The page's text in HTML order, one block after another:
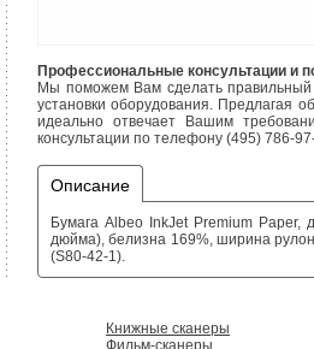
Профессиональные консультации и
Мы поможем Вам сделать правильный
установки оборудования. Предлагая
идеально отвечает Вашим
консультации по телефону (495) 786-
Описание
Бумага Albeo InkJet Premium Paper,
дюйма), белизна 169%, ширина
(S80-42-1).
Книжные сканеры
Фильм-сканеры